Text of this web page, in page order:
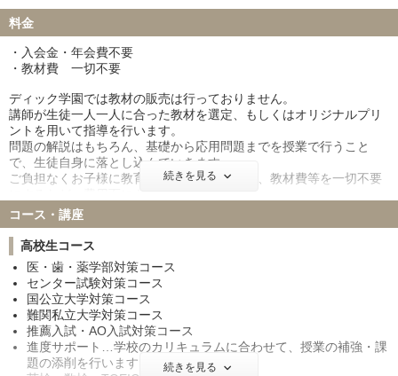
料金
・入会金・年会費不要
・教材費 一切不要
ディック学園では教材の販売は行っておりません。
講師が生徒一人一人に合った教材を選定、もしくはオリジナルプリ
ントを用いて指導を行います。
問題の解説はもちろん、基礎から応用問題までを授業で行うこと
で、生徒自身に落とし込んでいきます。
ご負担なくお子様に教育を受けて頂くために、教材費等を一切不要
（例）週3回6時間（月12回24時間）場合
138,600円～
※3科目（英・数・化）、各週1回指導の場合
※各科目のエキスパートが指導します
続きを見る
コース・講座
高校生コース
医・歯・薬学部対策コース
センター試験対策コース
国公立大学対策コース
難関私立大学対策コース
推薦入試・AO入試対策コース
進度サポート…学校のカリキュラムに合わせて、授業の補強・課
題の添削を行います
続きを見る